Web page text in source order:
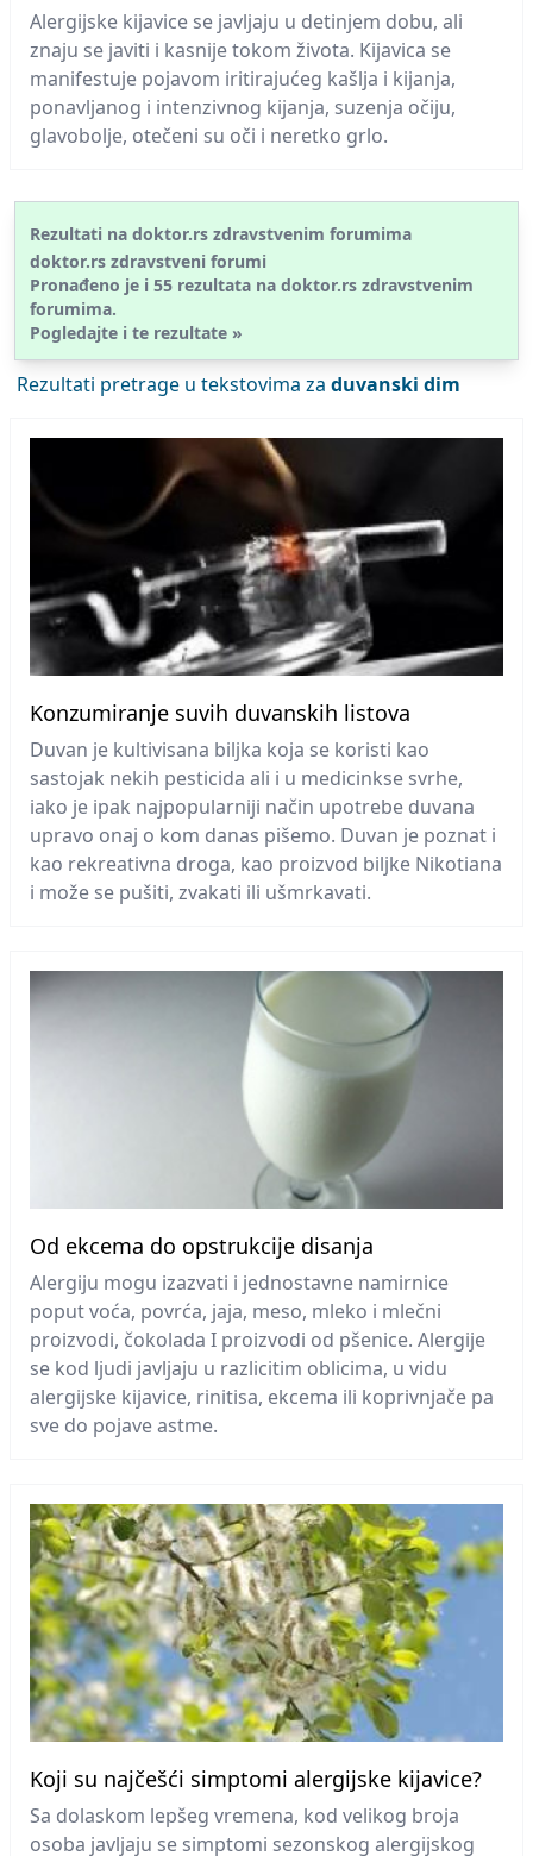
Alergijske kijavice se javljaju u detinjem dobu, ali
znaju se javiti i kasnije tokom života. Kijavica se
manifestuje pojavom iritirajućeg kašlja i kijanja,
ponavljanog i intenzivnog kijanja, suzenja očiju,
glavobolje, otečeni su oči i neretko grlo.
Rezultati na doktor.rs zdravstvenim forumima
doktor.rs zdravstveni forumi
Pronađeno je i 55 rezultata na doktor.rs zdravstvenim
forumima.
Pogledajte i te rezultate »
Rezultati pretrage u tekstovima za duvanski dim
Konzumiranje suvih duvanskih listova
Duvan je kultivisana biljka koja se koristi kao
sastojak nekih pesticida ali i u medicinkse svrhe,
iako je ipak najpopularniji način upotrebe duvana
upravo onaj o kom danas pišemo. Duvan je poznat i
kao rekreativna droga, kao proizvod biljke Nikotiana
i može se pušiti, zvakati ili ušmrkavati.
Od ekcema do opstrukcije disanja
Alergiju mogu izazvati i jednostavne namirnice
poput voća, povrća, jaja, meso, mleko i mlečni
proizvodi, čokolada I proizvodi od pšenice. Alergije
se kod ljudi javljaju u razlicitim oblicima, u vidu
alergijske kijavice, rinitisa, ekcema ili koprivnjače pa
sve do pojave astme.
Koji su najčešći simptomi alergijske kijavice?
Sa dolaskom lepšeg vremena, kod velikog broja
osoba javljaju se simptomi sezonskog alergijskog